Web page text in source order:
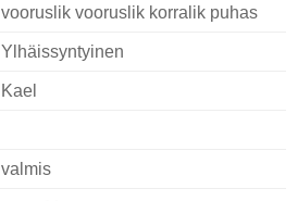
vooruslik vooruslik korralik puhas
Ylhäissyntyinen
Kael
valmis